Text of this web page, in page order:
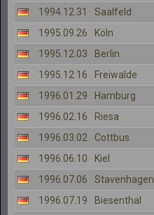
1994.12.31
Saalfeld
1995.09.26
Köln
1995.12.03
Berlin
1995.12.16
Freiwalde
1996.01.29
Hamburg
1996.02.16
Riesa
1996.03.02
Cottbus
1996.06.10
Kiel
1996.07.06
Stavenhagen
1996.07.19
Biesenthal